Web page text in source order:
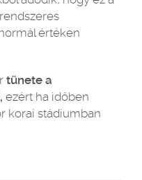
értéken
tünete a
ezért ha időben
korai stádiumban